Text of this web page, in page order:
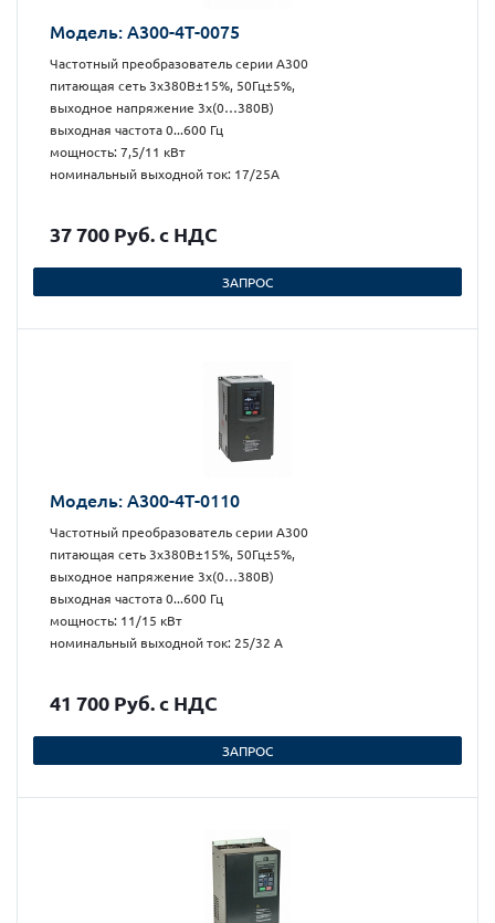
Модель: А300-4Т-0075
Частотный преобразователь серии А300
питающая сеть 3х380В±15%, 50Гц±5%,
выходное напряжение 3х(0…380В)
выходная частота 0...600 Гц
мощность: 7,5/11 кВт
номинальный выходной ток: 17/25А
37 700 Руб. с НДС
ЗАПРОС
Модель: А300-4Т-0110
Частотный преобразователь серии А300
питающая сеть 3х380В±15%, 50Гц±5%,
выходное напряжение 3х(0…380В)
выходная частота 0...600 Гц
мощность: 11/15 кВт
номинальный выходной ток: 25/32 А
41 700 Руб. с НДС
ЗАПРОС